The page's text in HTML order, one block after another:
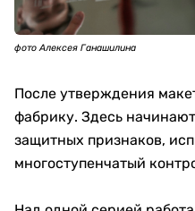
фото Алексея Ганашилина
После утверждения
фабрику. Здесь
защитных признаков,
многоступенчатый